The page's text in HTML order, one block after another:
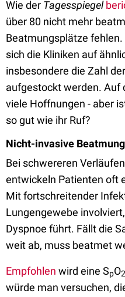
Wie der Tagesspiegel
über 80 nicht mehr
Beatmungsplätze
sich die Kliniken auf
insbesondere die Zahl
aufgestockt werden. Auf
viele Hoffnungen - aber
so gut wie ihr Ruf?
Nicht-invasive
Bei schwereren
entwickeln Patienten oft
Mit fortschreitender
Lungengewebe
Dyspnoe führt. Fällt die
weit ab, muss beatmet
Empfohlen wird eine SpO2
würde man versuchen,